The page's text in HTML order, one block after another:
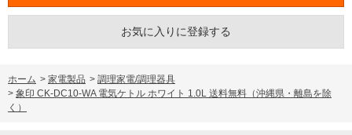
お気に入りに登録する
ホーム > 家電製品 > 調理家電/調理器具
> 象印 CK-DC10-WA 電気ケトル ホワイト 1.0L 送料無料（沖縄県・離島を除
く）